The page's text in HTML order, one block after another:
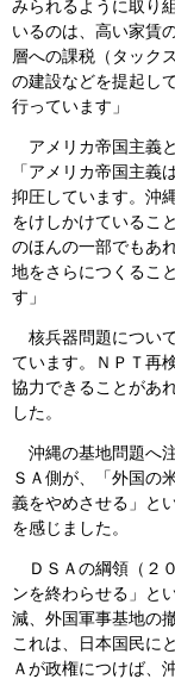
みられるように取り
いるのは、高い家賃
層への課税（タック
の建設などを提起し
行っています」
アメリカ帝国主義
「アメリカ帝国主義
抑圧しています。沖
をけしかけているこ
のほんの一部でもあ
地をさらにつくるこ
す」
核兵器問題につい
ています。ＮＰＴ再
協力できることがあ
した。
沖縄の基地問題へ
ＳＡ側が、「外国の
義をやめさせる」と
を感じました。
ＤＳＡの綱領（２
ンを終わらせる」と
減、外国軍事基地の
これは、日本国民に
Ａが政権につけば、